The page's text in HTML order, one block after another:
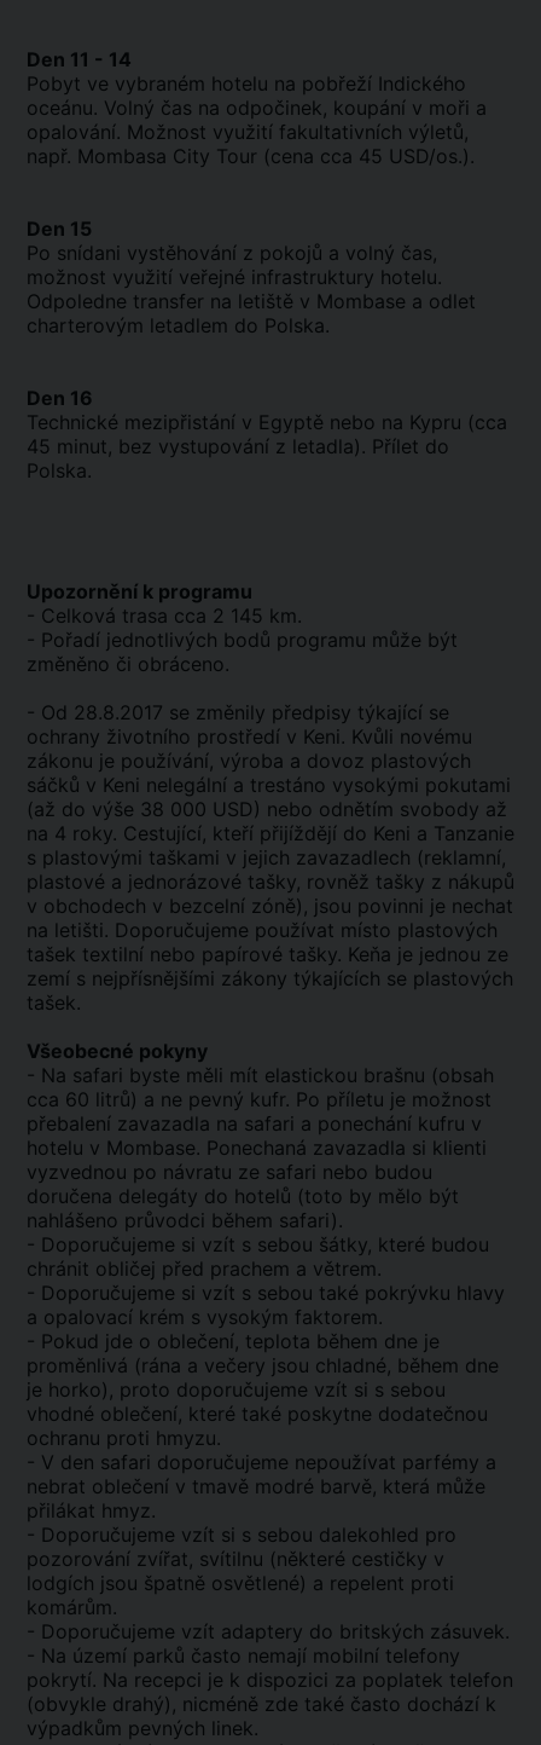
Den 11 - 14
Pobyt ve vybraném hotelu na pobřeží Indického
oceánu. Volný čas na odpočinek, koupání v moři a
opalování. Možnost využití fakultativních výletů,
např. Mombasa City Tour (cena cca 45 USD/os.).
Den 15
Po snídani vystěhování z pokojů a volný čas,
možnost využití veřejné infrastruktury hotelu.
Odpoledne transfer na letiště v Mombase a odlet
charterovým letadlem do Polska.
Den 16
Technické mezipřistání v Egyptě nebo na Kypru (cca
45 minut, bez vystupování z letadla). Přílet do
Polska.
Upozornění k programu
- Celková trasa cca 2 145 km.
- Pořadí jednotlivých bodů programu může být
změněno či obráceno.
- Od 28.8.2017 se změnily předpisy týkající se
ochrany životního prostředí v Keni. Kvůli novému
zákonu je používání, výroba a dovoz plastových
sáčků v Keni nelegální a trestáno vysokými pokutami
(až do výše 38 000 USD) nebo odnětím svobody až
na 4 roky. Cestující, kteří přijíždějí do Keni a Tanzanie
s plastovými taškami v jejich zavazadlech (reklamní,
plastové a jednorázové tašky, rovněž tašky z nákupů
v obchodech v bezcelní zóně), jsou povinni je nechat
na letišti. Doporučujeme používat místo plastových
tašek textilní nebo papírové tašky. Keňa je jednou ze
zemí s nejpřísnějšími zákony týkajících se plastových
tašek.
Všeobecné pokyny
- Na safari byste měli mít elastickou brašnu (obsah
cca 60 litrů) a ne pevný kufr. Po příletu je možnost
přebalení zavazadla na safari a ponechání kufru v
hotelu v Mombase. Ponechaná zavazadla si klienti
vyzvednou po návratu ze safari nebo budou
doručena delegáty do hotelů (toto by mělo být
nahlášeno průvodci během safari).
- Doporučujeme si vzít s sebou šátky, které budou
chránit obličej před prachem a větrem.
- Doporučujeme si vzít s sebou také pokrývku hlavy
a opalovací krém s vysokým faktorem.
- Pokud jde o oblečení, teplota během dne je
proměnlivá (rána a večery jsou chladné, během dne
je horko), proto doporučujeme vzít si s sebou
vhodné oblečení, které také poskytne dodatečnou
ochranu proti hmyzu.
- V den safari doporučujeme nepoužívat parfémy a
nebrat oblečení v tmavě modré barvě, která může
přilákat hmyz.
- Doporučujeme vzít si s sebou dalekohled pro
pozorování zvířat, svítilnu (některé cestičky v
lodgích jsou špatně osvětlené) a repelent proti
komárům.
- Doporučujeme vzít adaptery do britských zásuvek.
- Na území parků často nemají mobilní telefony
pokrytí. Na recepci je k dispozici za poplatek telefon
(obvykle drahý), nicméně zde také často dochází k
výpadkům pevných linek.